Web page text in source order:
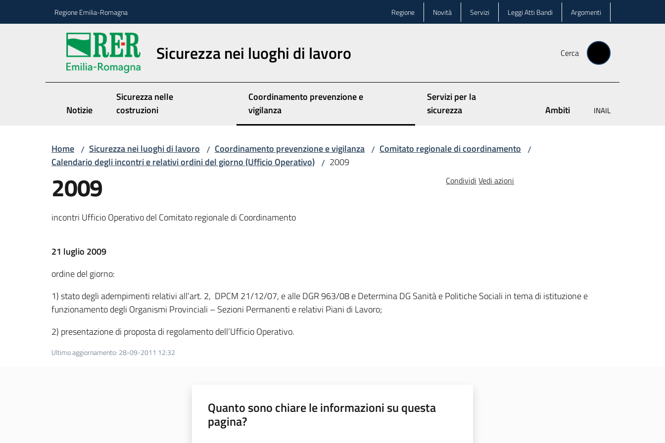
Regione Emilia-Romagna Regione Novità Servizi Leggi Atti Bandi Argomenti
Sicurezza nei luoghi di lavoro Cerca
Notizie
Sicurezza nelle
costruzioni
Coordinamento prevenzione e
vigilanza
Servizi per la
sicurezza
Ambiti INAIL
Home / Sicurezza nei luoghi di lavoro / Coordinamento prevenzione e vigilanza / Comitato regionale di coordinamento /
Calendario degli incontri e relativi ordini del giorno (Ufficio Operativo) / 2009
2009
incontri Ufficio Operativo del Comitato regionale di Coordinamento
Condividi Vedi azioni
21 luglio 2009
ordine del giorno:
1) stato degli adempimenti relativi all’art. 2, DPCM 21/12/07, e alle DGR 963/08 e Determina DG Sanità e Politiche Sociali in tema di istituzione e
funzionamento degli Organismi Provinciali – Sezioni Permanenti e relativi Piani di Lavoro;
2) presentazione di proposta di regolamento dell’Ufficio Operativo.
Ultimo aggiornamento: 28-09-2011 12:32
Quanto sono chiare le informazioni su questa
pagina?